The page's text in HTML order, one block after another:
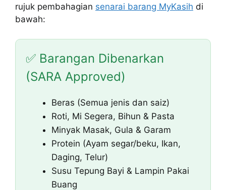
rujuk pembahagian senarai barang MyKasih di
bawah:
✅ Barangan Dibenarkan
(SARA Approved)
Beras (Semua jenis dan saiz)
Roti, Mi Segera, Bihun & Pasta
Minyak Masak, Gula & Garam
Protein (Ayam segar/beku, Ikan,
Daging, Telur)
Susu Tepung Bayi & Lampin Pakai
Buang